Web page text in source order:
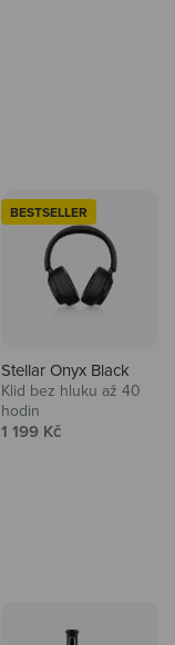
BESTSELLER
Stellar Onyx Black
Klid bez hluku až 40
hodin
Prodejní cena
1 199 Kč